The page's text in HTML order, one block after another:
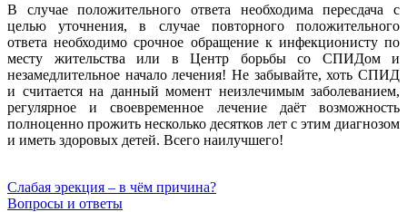
В случае положительного ответа необходима пересдача с
целью уточнения, в случае повторного положительного
ответа необходимо срочное обращение к инфекционисту по
месту жительства или в Центр борьбы со СПИДом и
незамедлительное начало лечения! Не забывайте, хоть СПИД
и считается на данный момент неизлечимым заболеванием,
регулярное и своевременное лечение даёт возможность
полноценно прожить несколько десятков лет с этим диагнозом
и иметь здоровых детей. Всего наилучшего!
Слабая эрекция – в чём причина?
Вопросы и ответы